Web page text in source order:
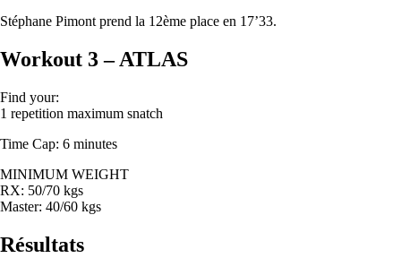
Stéphane Pimont prend la 12ème place en 17’33.
Workout 3 – ATLAS
Find your:
1 repetition maximum snatch
Time Cap: 6 minutes
MINIMUM WEIGHT
RX: 50/70 kgs
Master: 40/60 kgs
Résultats